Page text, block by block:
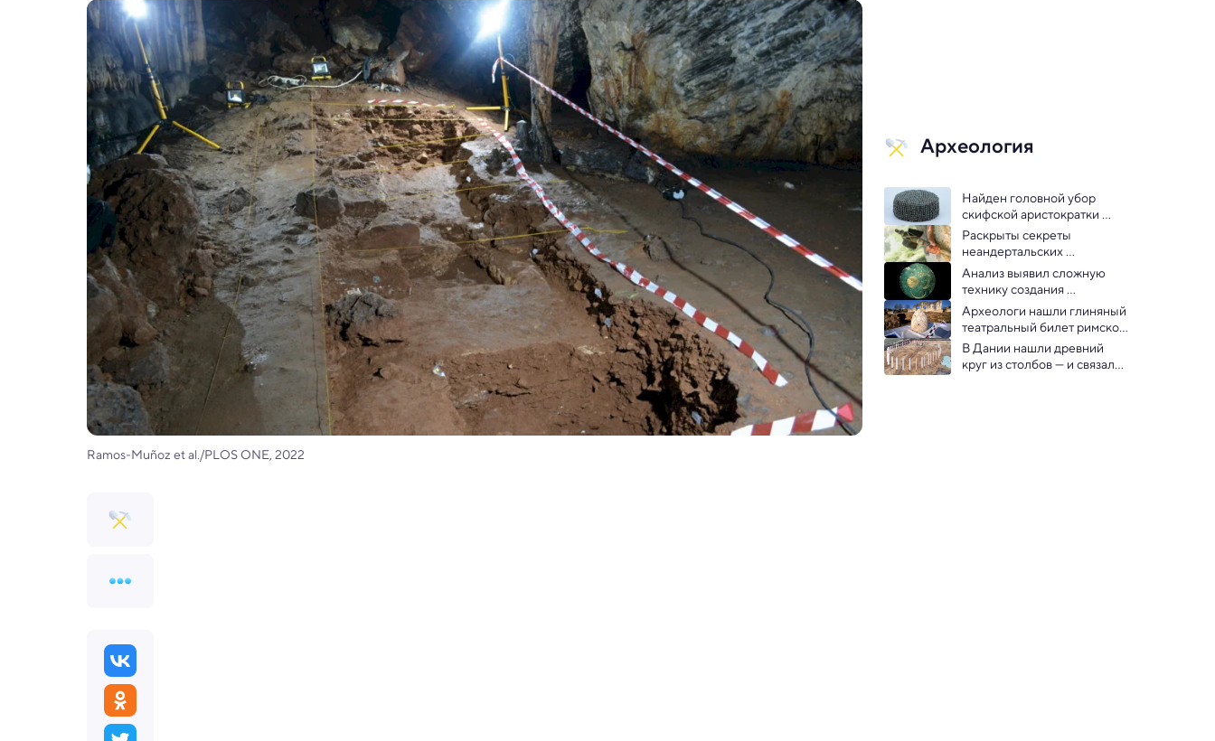
Ramos-Muñoz et al./PLOS ONE, 2022
Археология
Найден головной убор
скифской аристократки
Раскрыты секреты
неандертальских
технологий изготовления
каменных орудий
Анализ выявил сложную
технику создания
Небесного диска из Небры
возрастом 3 600 лет
Археологи нашли глиняный
театральный билет римской
эпохи
В Дании нашли древний
круг из столбов — и связали